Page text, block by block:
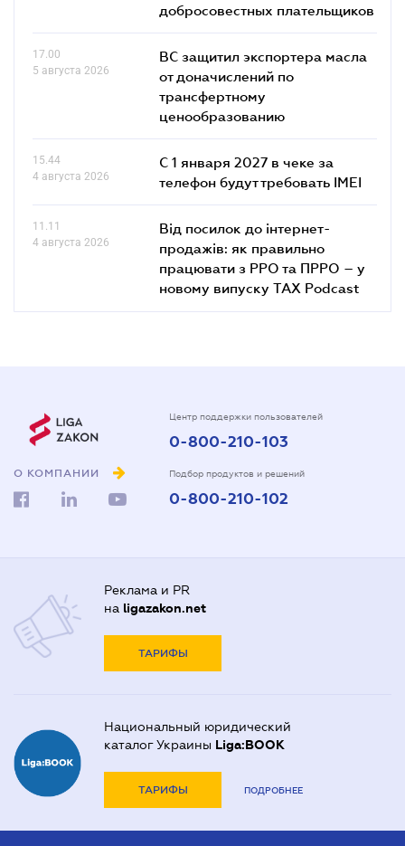
добросовестных плательщиков
17.00
5 августа 2026
ВС защитил экспортера масла
от доначислений по
трансфертному
ценообразованию
15.44
4 августа 2026
С 1 января 2027 в чеке за
телефон будут требовать IMEI
11.11
4 августа 2026
Від посилок до інтернет-
продажів: як правильно
працювати з РРО та ПРРО – у
новому випуску TAX Podcast
О КОМПАНИИ
Центр поддержки пользователей
0-800-210-103
Подбор продуктов и решений
0-800-210-102
Реклама и PR
на ligazakon.net
ТАРИФЫ
Национальный юридический
каталог Украины Liga:BOOK
ТАРИФЫ ПОДРОБНЕЕ